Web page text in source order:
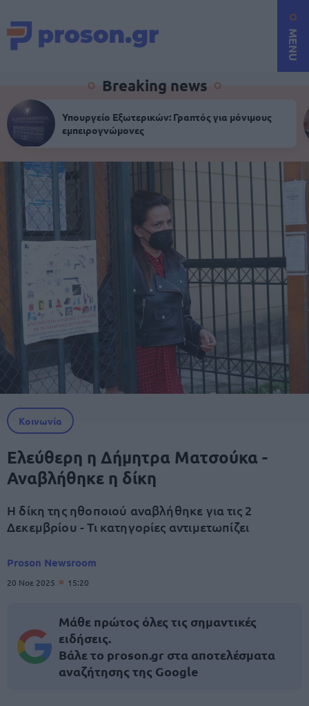
MENU
Breaking news
Υπουργείο Εξωτερικών: Γραπτός για μόνιμους
εμπειρογνώμονες
Κοινωνία
Ελεύθερη η Δήμητρα Ματσούκα -
Αναβλήθηκε η δίκη
Η δίκη της ηθοποιού αναβλήθηκε για τις 2
Δεκεμβρίου - Τι κατηγορίες αντιμετωπίζει
Proson Newsroom
20 Νοε 2025 15:20
Μάθε πρώτος όλες τις σημαντικές
ειδήσεις.
Βάλε το proson.gr στα αποτελέσματα
αναζήτησης της Google